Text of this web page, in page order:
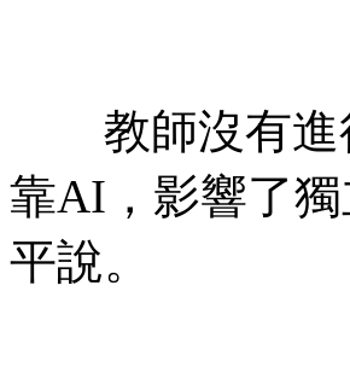
教師沒有進
靠AI，影響了
平說。